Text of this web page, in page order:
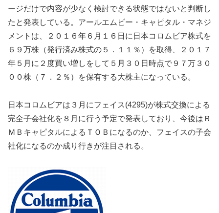
ージだけで内容が少なく検討できる状態ではないと判断し
たと発表している。アールエムビー・キャピタル・マネジ
メントは、２０１６年６月１６日に日本コロムビア株式を
６９万株（発行済み株式の５．１１％）を取得、２０１７
年５月に２度買い増しをして５月３０日時点で９７万３０
００株（７．２％）を保有する大株主になっている。
日本コロムビアは３月にフェイス(4295)が株式交換による
完全子会社化を８月に行う予定で発表しており、今後はＲ
ＭＢキャピタルによるＴＯＢになるのか、フェイスの子会
社化になるのか成り行きが注目される。